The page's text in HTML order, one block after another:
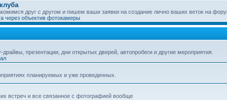
друг с другом и пишем ваши заявки на создание лично ваших веток на
через объектив фотокамеры
презентации, дни открытых дверей, автопробеги и другие мероприятия.
планируемых и уже проведенных.
встреч и все связанное с фотографией вообще